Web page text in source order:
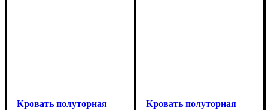
Кровать полуторная
Кровать полуторная